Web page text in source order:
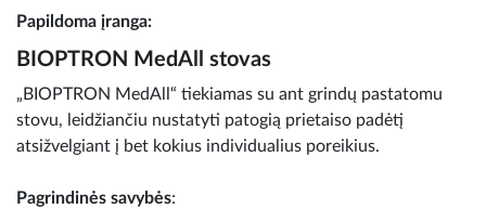
Papildoma įranga:
BIOPTRON MedAll stovas
„BIOPTRON MedAll“ tiekiamas su ant grindų pastatomu
stovu, leidžiančiu nustatyti patogią prietaiso padėtį
atsižvelgiant į bet kokius individualius poreikius.
Pagrindinės savybės: